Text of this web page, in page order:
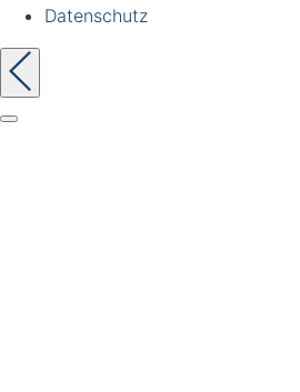
Datenschutz